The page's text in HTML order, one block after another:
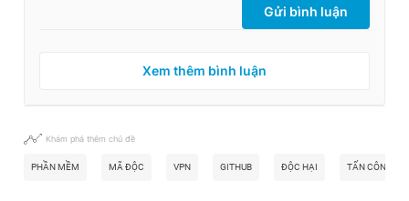
Gửi bình luận
Xem thêm bình luận
Khám phá thêm chủ đề
PHẦN MỀM MÃ ĐỘC VPN GITHUB ĐỘC HẠI TẤN CÔNG